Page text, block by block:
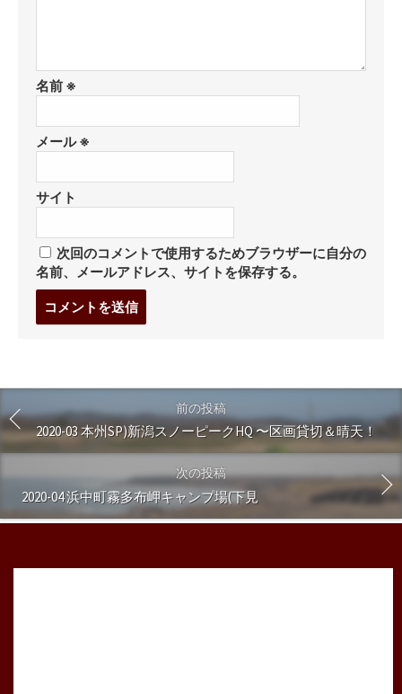
名前 ※
メール※
サイト
次回のコメントで使用するためブラウザーに自分の
名前、メールアドレス、サイトを保存する。
る
前の投稿
2020-03 本州SP)新潟スノーピークHQ 〜区画貸切＆晴天！
次の投稿
2020-04 浜中町霧多布岬キャンプ場(下見